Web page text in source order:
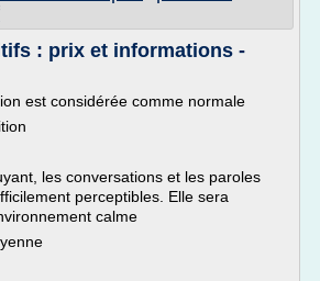
: prix et informations -
est considérée comme normale
les conversations et les paroles
perceptibles. Elle sera
calme